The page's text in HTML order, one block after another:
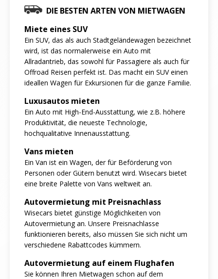
DIE BESTEN ARTEN VON MIETWAGEN
Miete eines SUV
Ein SUV, das als auch Stadtgeländewagen bezeichnet
wird, ist das normalerweise ein Auto mit
Allradantrieb, das sowohl für Passagiere als auch für
Offroad Reisen perfekt ist. Das macht ein SUV einen
ideallen Wagen für Exkursionen für die ganze Familie.
Luxusautos mieten
Ein Auto mit High-End-Ausstattung, wie z.B. höhere
Produktivität, die neueste Technologie,
hochqualitative Innenausstattung.
Vans mieten
Ein Van ist ein Wagen, der für Beförderung von
Personen oder Gütern benutzt wird. Wisecars bietet
eine breite Palette von Vans weltweit an.
Autovermietung mit Preisnachlass
Wisecars bietet günstige Möglichkeiten von
Autovermietung an. Unsere Preisnachlasse
funktionieren bereits, also müssen Sie sich nicht um
verschiedene Rabattcodes kümmern.
Autovermietung auf einem Flughafen
Sie können Ihren Mietwagen schon auf dem